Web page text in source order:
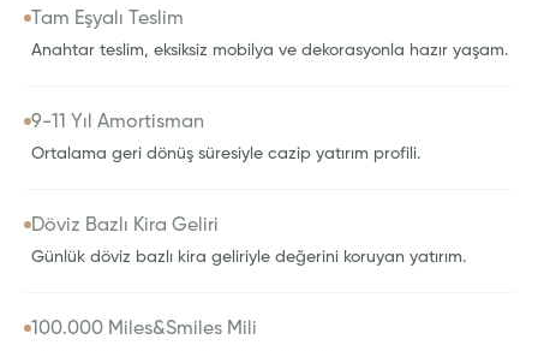
Tam Eşyalı Teslim
Anahtar teslim, eksiksiz mobilya ve dekorasyonla hazır yaşam.
9-11 Yıl Amortisman
Ortalama geri dönüş süresiyle cazip yatırım profili.
Döviz Bazlı Kira Geliri
Günlük döviz bazlı kira geliriyle değerini koruyan yatırım.
100.000 Miles&Smiles Mili